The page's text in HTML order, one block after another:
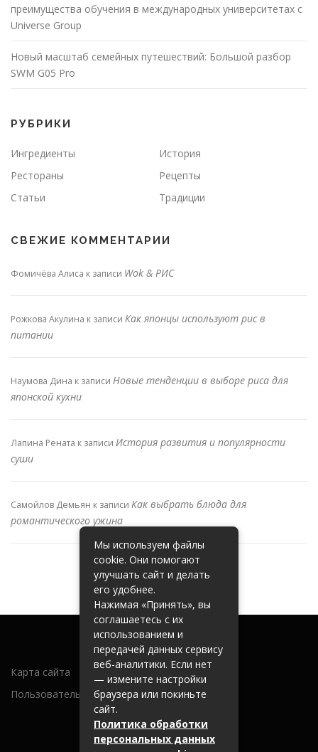
преимущества обучения в международных университетах с
Universe Group
Новый масштаб семейных путешествий: Большой разбор
SWM G05 Pro
РУБРИКИ
Ингредиенты
История
Рестораны
Рецепты
Статьи
Традиции
СВЕЖИЕ КОММЕНТАРИИ
Фомичёва Алиса к записи Wok & РИС
Рожкова Акулина к записи Как японцы используют рис в
питании
Наумова Дина к записи Новые тенденции в выборе риса для
японской кухни
Лапина Рената к записи История развития и популярности
суши
Самойлов Демьян к записи Как выбрать блюда для
романтического ужина
Карта сайта
Пользовательское соглашение
Мы используем файлы
cookie. Они помогают
улучшать сайт и делать
его удобнее.
Нажимая «Принять», вы
соглашаетесь с их
использованием и
передачей данных сервису
веб-аналитики. Если нет
— измените настройки
браузера или покиньте
сайт.
Политика обработки
персональных данных